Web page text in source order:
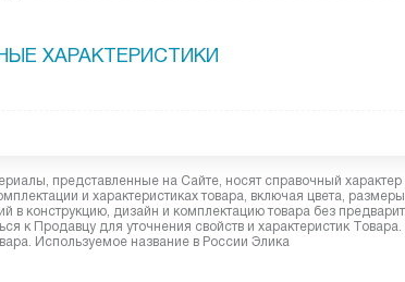
ХАРАКТЕРИСТИКИ
представленные на Сайте, носят справочный
и характеристиках товара, включая цвета,
в конструкцию, дизайн и комплектацию товара без
к Продавцу для уточнения свойств и характеристик
Используемое название в России Элика